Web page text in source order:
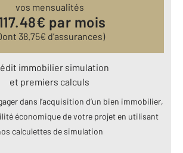
vos mensualités
€ par mois
38.75€ d’assurances)
immobilier simulation
et premiers calculs
dans l’acquisition d’un bien immobilier,
économique de votre projet en utilisant
calculettes de simulation